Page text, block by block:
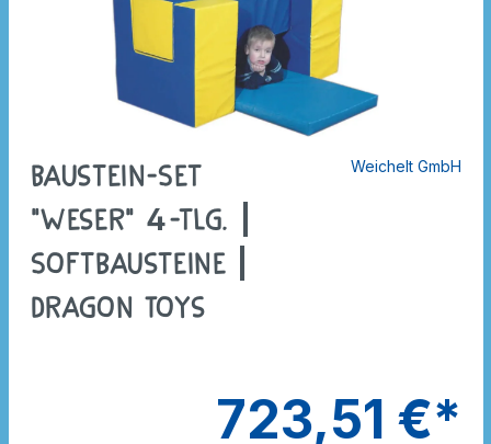
Baustein-Set
"Weser" 4-tlg. |
Softbausteine |
Dragon Toys
Weichelt GmbH
723,51 €*